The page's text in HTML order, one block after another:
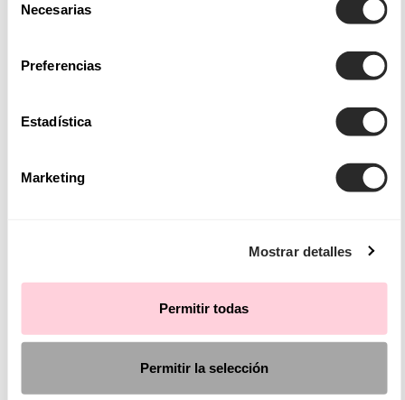
Necesarias
Preferencias
Estadística
Marketing
Mostrar detalles
Permitir todas
Permitir la selección
¿ACTUALMENTE TIENE UNA TIENDA O ES UN FUTURO
CÓDIGO POSTAL